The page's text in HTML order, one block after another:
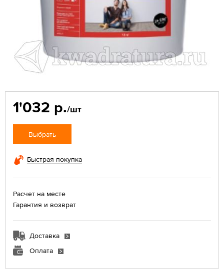
1'032 р./шт
Выбрать
Быстрая покупка
Расчет на месте
Гарантия и возврат
Доставка
Оплата